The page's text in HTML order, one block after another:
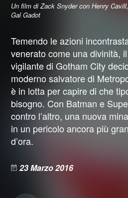
Un film di Zack Snyder con Henry
Gal Gadot
Temendo le azioni
venerato come una divinità,
vigilante di Gotham City
moderno salvatore di
è in lotta per capire di che
bisogno. Con Batman e
contro l’altro, una nuova
in un pericolo ancora più
d’ora.
23 Marzo 2016